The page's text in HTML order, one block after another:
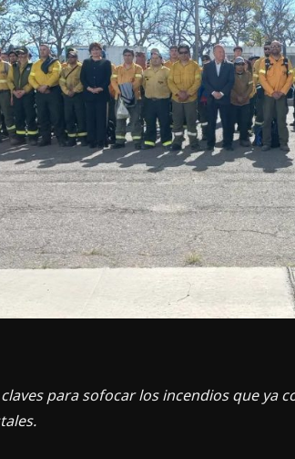
para sofocar los incendios que ya